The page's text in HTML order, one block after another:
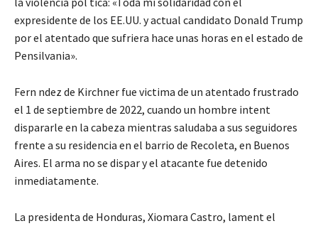
expresidente de los EE.UU. y actual candidato Donald Trump
por el atentado que sufriera hace unas horas en el estado de
Pensilvania».
Fern ndez de Kirchner fue victima de un atentado frustrado
el 1 de septiembre de 2022, cuando un hombre intent
dispararle en la cabeza mientras saludaba a sus seguidores
frente a su residencia en el barrio de Recoleta, en Buenos
Aires. El arma no se dispar y el atacante fue detenido
inmediatamente.
La presidenta de Honduras, Xiomara Castro, lament el